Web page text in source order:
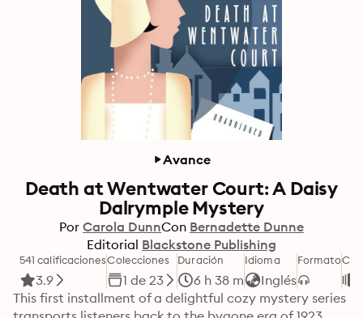
Avance
Death at Wentwater Court: A Daisy
Dalrymple Mystery
Por Carola DunnCon Bernadette Dunne
Editorial Blackstone Publishing
541 calificaciones
3.9
Colecciones
1 de 23
Duración
6 h 38 m
Idioma
Inglés
Formato
This first installment of a delightful cozy mystery series